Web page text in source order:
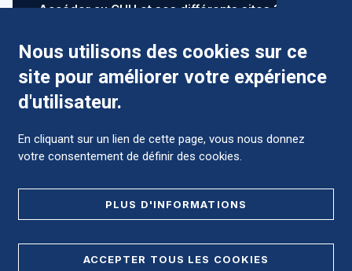
Accéder au CHU et ses différents sites ?
Comment préparer mon hospitalisation ?
Nous utilisons des cookies sur ce
site pour améliorer votre expérience
d'utilisateur.
En cliquant sur un lien de cette page, vous nous donnez
votre consentement de définir des cookies.
PLUS D'INFORMATIONS
ACCEPTER TOUS LES COOKIES